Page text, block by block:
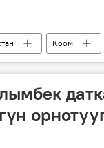
Коом
сүрөт музейи